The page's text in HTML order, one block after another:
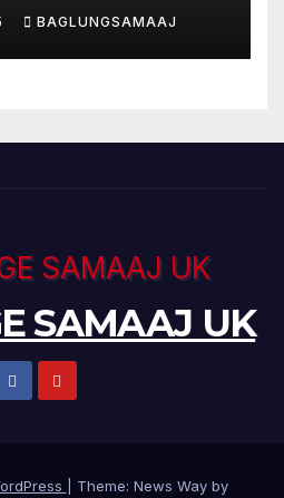
BAGLUNGSAMAAJ
SAMAAJ UK
Theme: News Way by